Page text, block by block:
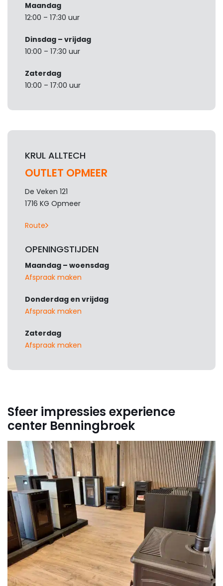
Maandag
12:00 – 17:30 uur
Dinsdag – vrijdag
10:00 – 17:30 uur
Zaterdag
10:00 – 17:00 uur
KRUL ALLTECH
OUTLET OPMEER
De Veken 121
1716 KG Opmeer
Route
OPENINGSTIJDEN
Maandag – woensdag
Afspraak maken
Donderdag en vrijdag
Afspraak maken
Zaterdag
Afspraak maken
Sfeer impressies experience
center Benningbroek